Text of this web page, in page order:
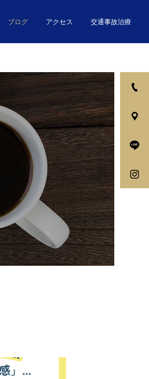
ブログ アクセス 交通事故治療
詳細を見る
交通事故対応
お悩み別
姿勢の”セルフチェック”